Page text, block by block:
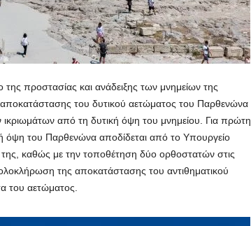
της προστασίας και ανάδειξης των μνημείων της
του δυτικού αετώματος του Παρθενώνα
από τη δυτική όψη του μνημείου. Για πρώτη
όψη του Παρθενώνα αποδίδεται από το Υπουργείο
καθώς με την τοποθέτηση δύο ορθοστατών στις
της αποκατάστασης του αντιθηματικού
του αετώματος.